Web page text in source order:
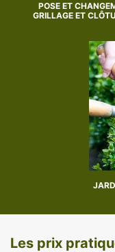
POSE ET
GRILLAGE ET
Les prix